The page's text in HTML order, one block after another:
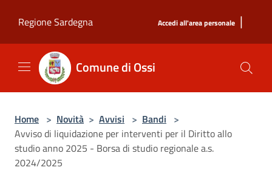
Regione Sardegna
Accedi all'area personale |
Comune di Ossi
Home > Novità > Avvisi > Bandi >
Avviso di liquidazione per interventi per il Diritto allo
studio anno 2025 - Borsa di studio regionale a.s.
2024/2025